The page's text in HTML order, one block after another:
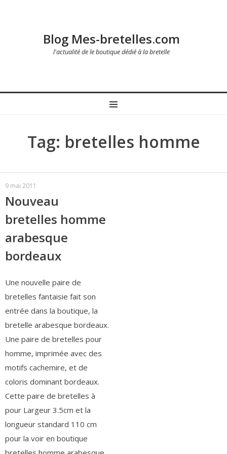
Blog Mes-bretelles.com
l'actualité de le boutique dédié à la bretelle
MENU
Tag: bretelles homme
9 mai 2011
Nouveau
bretelles homme
arabesque
bordeaux
Une nouvelle paire de
bretelles fantaisie fait son
entrée dans la boutique, la
bretelle arabesque bordeaux.
Une paire de bretelles pour
homme, imprimée avec des
motifs cachemire, et de
coloris dominant bordeaux.
Cette paire de bretelles à
pour Largeur 3.5cm et la
longueur standard 110 cm
pour la voir en boutique